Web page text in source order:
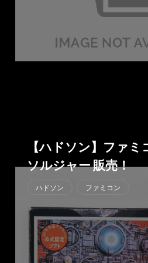
【ハドソン】ファミ
ソルジャー 販売！
ハドソン ファミコン